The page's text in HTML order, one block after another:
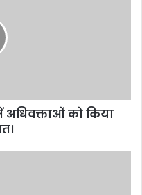
अधिवक्ताओं को किया